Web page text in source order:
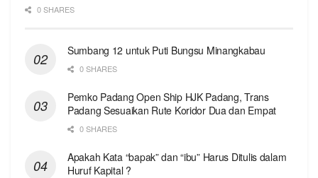
0 SHARES
Sumbang 12 untuk Puti Bungsu Minangkabau
0 SHARES
Pemko Padang Open Ship HJK Padang, Trans
Padang Sesuaikan Rute Koridor Dua dan Empat
0 SHARES
Apakah Kata “bapak” dan “ibu” Harus Ditulis dalam
Huruf Kapital ?